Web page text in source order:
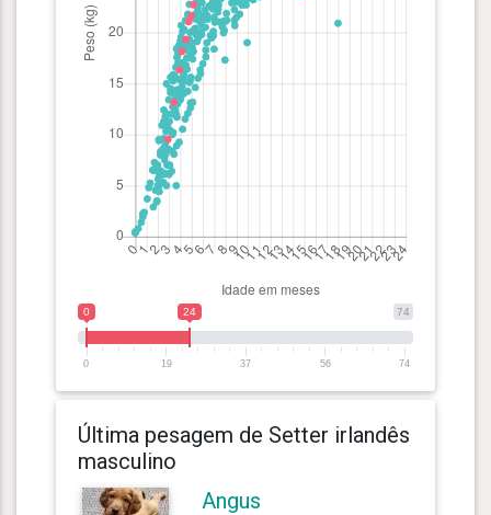
74
0 24
0 19 37 56 74
Última pesagem de Setter irlandês
masculino
Angus